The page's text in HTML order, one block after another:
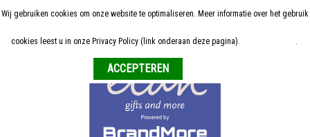
Home
ALLE RELATIEGESCHENKEN
Wij gebruiken cookies om onze website te optimaliseren. Meer informatie over het gebruik
cookies leest u in onze Privacy Policy (link onderaan deze pagina). .